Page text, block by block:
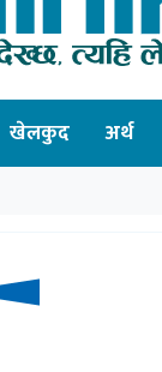
खेलकुद अर्थ